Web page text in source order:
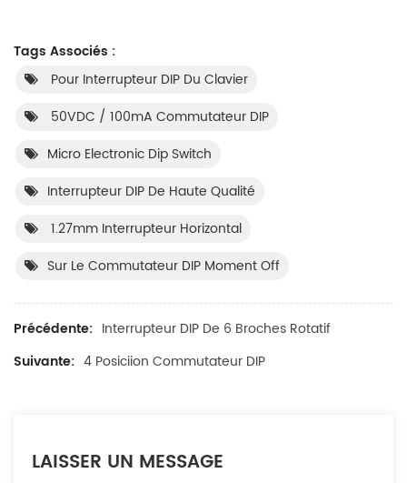
Tags Associés :
Pour Interrupteur DIP Du Clavier
50VDC / 100mA Commutateur DIP
Micro Electronic Dip Switch
Interrupteur DIP De Haute Qualité
1.27mm Interrupteur Horizontal
Sur Le Commutateur DIP Moment Off
Précédente: Interrupteur DIP De 6 Broches Rotatif
Suivante: 4 Posiciion Commutateur DIP
LAISSER UN MESSAGE